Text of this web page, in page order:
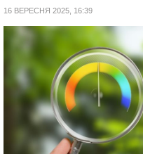
16 ВЕРЕСНЯ 2025, 16:39